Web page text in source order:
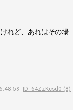
れど、あれはその場
ID: 64ZzKcsd0 (8)